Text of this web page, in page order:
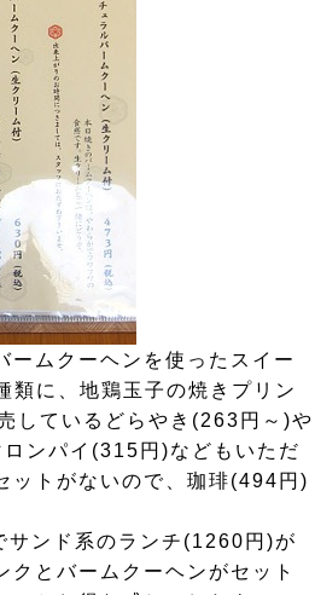
ームクーヘンを使ったスイー
に、地鶏玉子の焼きプリン
しているどらやき(263円～)や
ンパイ(315円)などもいただ
ットがないので、珈琲(494円)
サンド系のランチ(1260円)が
クとバームクーヘンがセット